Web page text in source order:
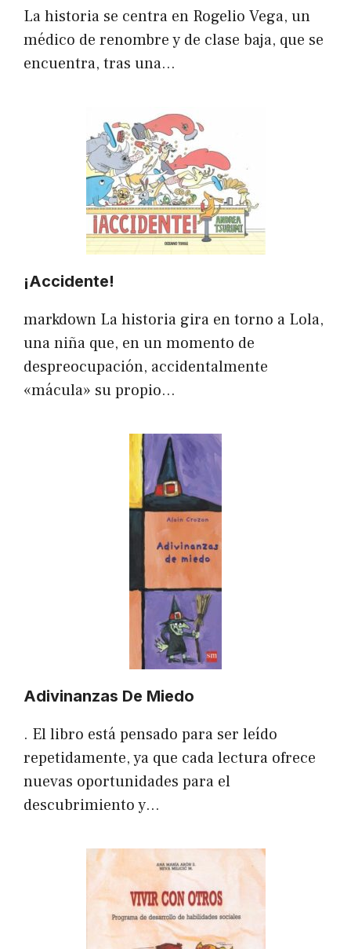
La historia se centra en Rogelio Vega, un
médico de renombre y de clase baja, que se
encuentra, tras una…
¡Accidente!
markdown La historia gira en torno a Lola,
una niña que, en un momento de
despreocupación, accidentalmente
«mácula» su propio…
Adivinanzas De Miedo
. El libro está pensado para ser leído
repetidamente, ya que cada lectura ofrece
nuevas oportunidades para el
descubrimiento y…